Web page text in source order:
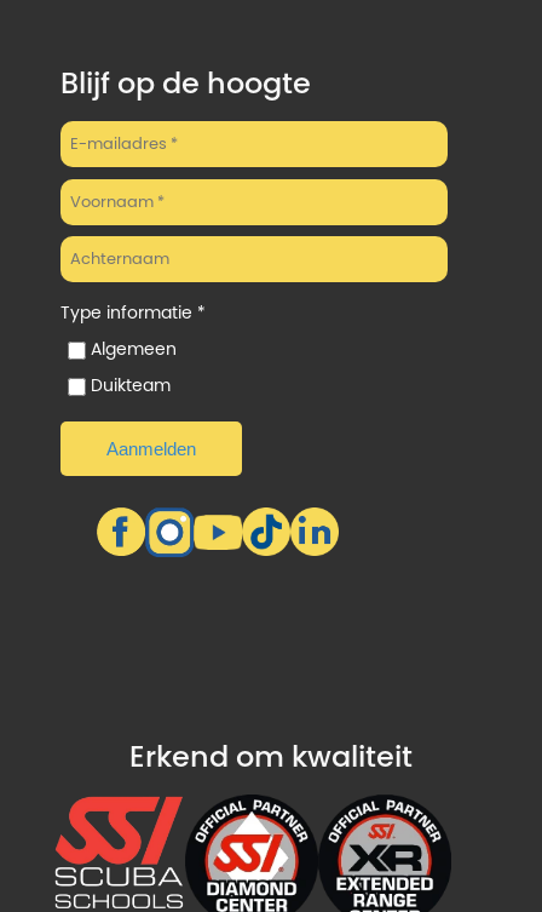
Blijf op de hoogte
Type informatie *
Algemeen
Duikteam
Erkend om kwaliteit